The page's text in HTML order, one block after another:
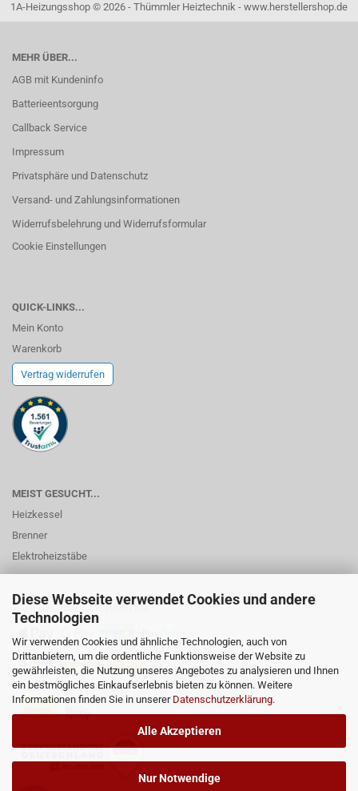
Diese Webseite verwendet Cookies und andere
Technologien
Wir verwenden Cookies und ähnliche Technologien, auch von
Drittanbietern, um die ordentliche Funktionsweise der Website zu
gewährleisten, die Nutzung unseres Angebotes zu analysieren und Ihnen
ein bestmögliches Einkaufserlebnis bieten zu können. Weitere
Informationen finden Sie in unserer Datenschutzerklärung.
Alle Akzeptieren
Nur Notwendige
1A-Heizungsshop © 2026 - Thümmler Heiztechnik - www.herstellershop.de
MEHR ÜBER...
AGB mit Kundeninfo
Batterieentsorgung
Callback Service
Impressum
Privatsphäre und Datenschutz
Versand- und Zahlungsinformationen
Widerrufsbelehrung und Widerrufsformular
Cookie Einstellungen
QUICK-LINKS...
Mein Konto
Warenkorb
Vertrag widerrufen
MEIST GESUCHT...
Heizkessel
Brenner
Elektroheizstäbe
ZAHLUNGSMÖGLICHKEITEN...